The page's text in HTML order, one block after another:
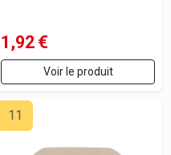
1,92 €
Voir le produit
11